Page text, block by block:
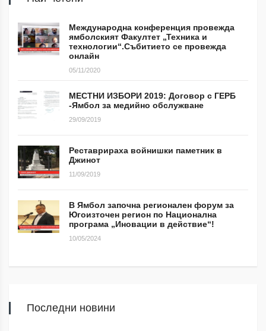
Международна конференция провежда
ямболският Факултет „Техника и
технологии“.Събитието се провежда
онлайн
05/11/2020
МЕСТНИ ИЗБОРИ 2019: Договор с ГЕРБ
-Ямбол за медийно обслужване
29/09/2019
Реставрираха войнишки паметник в
Джинот
11/09/2019
В Ямбол започна регионален форум за
Югоизточен регион по Национална
програма „Иновации в действие“!
10/05/2024
Последни новини